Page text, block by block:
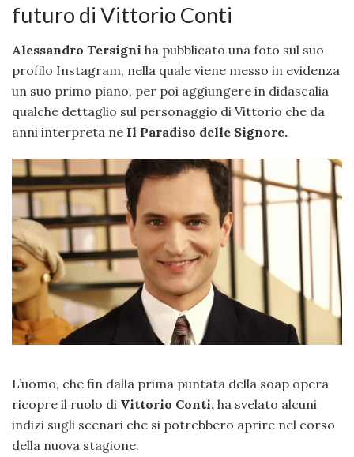
futuro di Vittorio Conti
Alessandro Tersigni ha pubblicato una foto sul suo
profilo Instagram, nella quale viene messo in evidenza
un suo primo piano, per poi aggiungere in didascalia
qualche dettaglio sul personaggio di Vittorio che da
anni interpreta ne Il Paradiso delle Signore.
L’uomo, che fin dalla prima puntata della soap opera
ricopre il ruolo di Vittorio Conti, ha svelato alcuni
indizi sugli scenari che si potrebbero aprire nel corso
della nuova stagione.